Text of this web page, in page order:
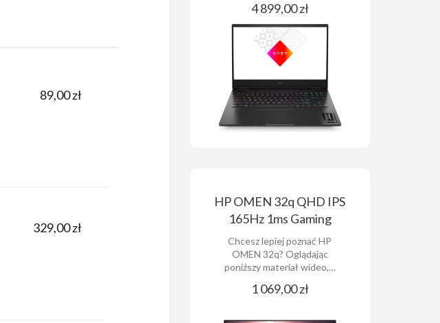
89,00 zł
329,00 zł
4 899,00 zł
HP OMEN 32q QHD IPS
165Hz 1ms Gaming
Chcesz lepiej poznać HP
OMEN 32q? Oglądając
poniższy materiał wideo,…
1 069,00 zł